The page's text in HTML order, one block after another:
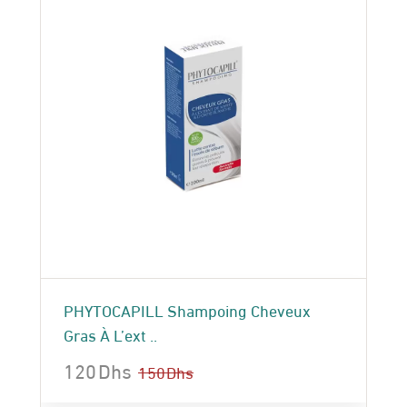
PHYTOCAPILL Shampoing Cheveux
Gras À L’ext ..
150Dhs
120Dhs